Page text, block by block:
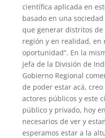
científica aplicada en
basado en una
que generar distritos
región y en realidad, en
oportunidad”. En la
jefa de la División de
Gobierno Regional
de poder estar acá,
actores públicos y este
público y privado, hoy
necesarios de ver y
esperamos estar a la